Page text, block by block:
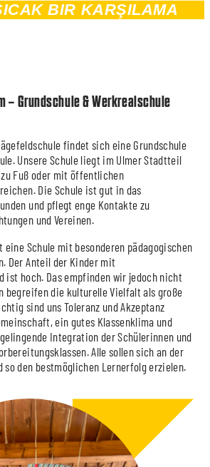
BIR KARŞILAMA
– Grundschule & Werkrealschule
findet sich eine Grundschule
Unsere Schule liegt im Ulmer Stadtteil
Fuß oder mit öffentlichen
Die Schule ist gut in das
und pflegt enge Kontakte zu
und Vereinen.
eine Schule mit besonderen pädagogischen
Der Anteil der Kinder mit
ist hoch. Das empfinden wir jedoch nicht
begreifen die kulturelle Vielfalt als große
sind uns Toleranz und Akzeptanz
ein gutes Klassenklima und
Integration der Schülerinnen und
Alle sollen sich an der
so den bestmöglichen Lernerfolg erzielen.